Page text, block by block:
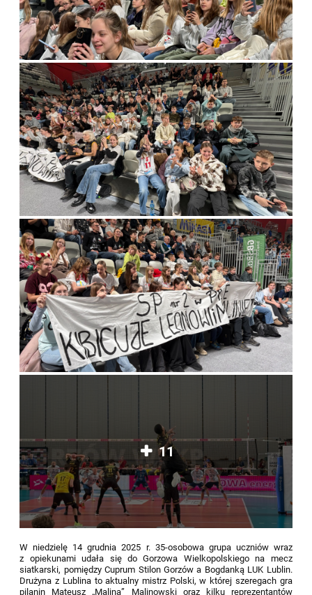
11
W niedzielę 14 grudnia 2025 r. 35-osobowa grupa uczniów wraz
z opiekunami udała się do Gorzowa Wielkopolskiego na mecz
siatkarski, pomiędzy Cuprum Stilon Gorzów a Bogdanką LUK Lublin.
Drużyna z Lublina to aktualny mistrz Polski, w której szeregach gra
pilanin Mateusz „Malina” Malinowski oraz kilku reprezentantów